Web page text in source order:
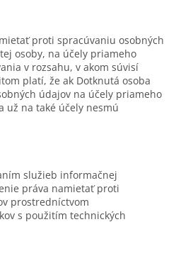
proti spracúvaniu osobných
osoby, na účely priameho
v rozsahu, v akom súvisí
platí, že ak Dotknutá osoba
údajov na účely priameho
už na také účely nesmú
služieb informačnej
práva namietať proti
prostredníctvom
s použitím technických